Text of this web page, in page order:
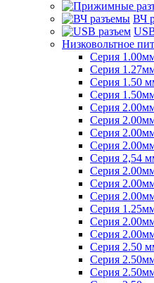
ВЧ
Низковольтное
Серия
Серия
Серия 1.50
Серия
Серия
Серия
Серия
Серия
Серия 2,54
Серия
Серия
Серия
Серия
Серия
Серия
Серия 2.50
Серия
Серия